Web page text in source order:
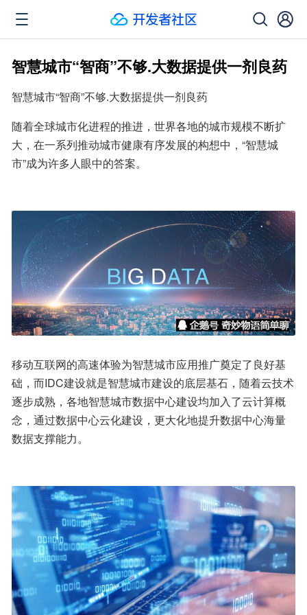
智慧城市“智商”不够.大数据提供一剂良药
智慧城市“智商”不够.大数据提供一剂良药
随着全球城市化进程的推进，世界各地的城市规模不断扩
大，在一系列推动城市健康有序发展的构想中，“智慧城
市”成为许多人眼中的答案。
移动互联网的高速体验为智慧城市应用推广奠定了良好基
础，而IDC建设就是智慧城市建设的底层基石，随着云技术
逐步成熟，各地智慧城市数据中心建设均加入了云计算概
念，通过数据中心云化建设，更大化地提升数据中心海量
数据支撑能力。